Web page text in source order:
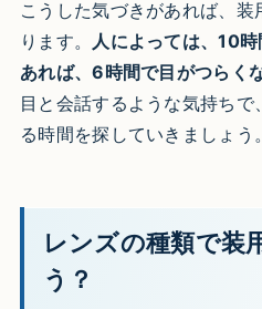
こうした気づきがあれば、
ります。
人によっては、10
あれば、6時間で目がつらく
目と会話するような気持ち
る時間を探していきましょう。
レンズの種類で装
う？